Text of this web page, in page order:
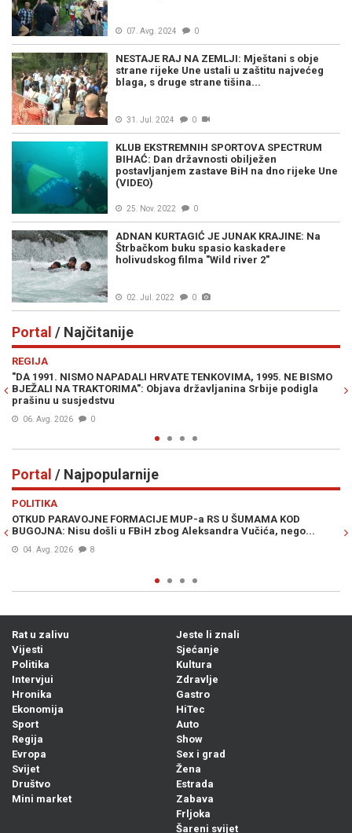
07. Avg. 2024 0
NESTAJE RAJ NA ZEMLJI: Mještani s obje
strane rijeke Une ustali u zaštitu najvećeg
blaga, s druge strane tišina...
31. Jul. 2024 0
KLUB EKSTREMNIH SPORTOVA SPECTRUM
BIHAĆ: Dan državnosti obilježen
postavljanjem zastave BiH na dno rijeke Une
(VIDEO)
25. Nov. 2022 0
ADNAN KURTAGIĆ JE JUNAK KRAJINE: Na
Štrbačkom buku spasio kaskadere
holivudskog filma "Wild river 2"
02. Jul. 2022 0
Portal / Najčitanije
REGIJA
"DA 1991. NISMO NAPADALI HRVATE TENKOVIMA, 1995. NE BISMO
BJEŽALI NA TRAKTORIMA": Objava državljanina Srbije podigla
prašinu u susjedstvu
06. Avg. 2026 0
Portal / Najpopularnije
POLITIKA
OTKUD PARAVOJNE FORMACIJE MUP-a RS U ŠUMAMA KOD
BUGOJNA: Nisu došli u FBiH zbog Aleksandra Vučića, nego...
04. Avg. 2026 8
Rat u zalivu
Vijesti
Politika
Intervjui
Hronika
Ekonomija
Sport
Regija
Evropa
Svijet
Društvo
Mini market
Jeste li znali
Sjećanje
Kultura
Zdravlje
Gastro
HiTec
Auto
Show
Sex i grad
Žena
Estrada
Zabava
Frljoka
Šareni svijet